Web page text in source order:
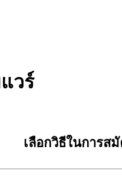
วร์
เลือกวิธีในการส